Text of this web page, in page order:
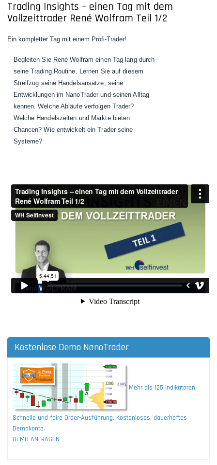
Trading Insights – einen Tag mit dem
Vollzeittrader René Wolfram Teil 1/2
Ein kompletter Tag mit einem Profi-Trader!
Begleiten Sie René Wolfram einen Tag lang durch
seine Trading Routine. Lernen Sie auf diesem
Streifzug seine Handelsansätze, seine
Entwicklungen im NanoTrader und seinen Alltag
kennen. Welche Abläufe verfolgen Trader?
Welche Handelszeiten und Märkte bieten
Chancen?Wie entwickelt ein Trader seine
Systeme?
Kostenlose Demo NanoTrader
Mehr als 125 Indikatoren.
Schnelle und faire Order-Ausführung. Kostenloses, dauerhaftes
Demokonto.
DEMO ANFRAGEN